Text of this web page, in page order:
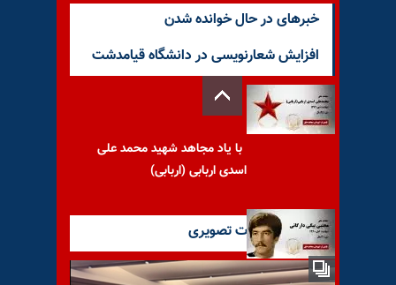
خبرهای در حال خوانده شدن
افزایش شعارنویسی در دانشگاه قیامدشت
با یاد مجاهد شهید محمد علی
اسدی اربابی (اربابی)
به یاد مجاهد شهید مجتبی
آخرین گزارشات تصویری